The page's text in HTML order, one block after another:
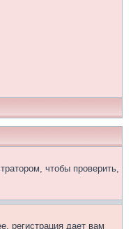
чтобы проверить,
регистрация дает вам